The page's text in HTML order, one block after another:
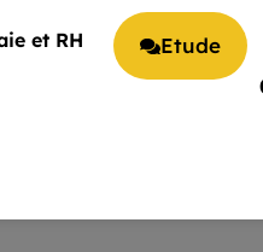
et RH Etude